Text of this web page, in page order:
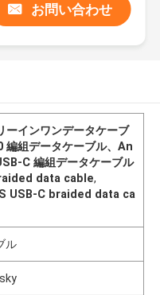
お問い合わせ
ーインワンデータケーブ
編組データケーブル、An
C 編組データケーブル
data cable,
USB-C braided data ca
ル